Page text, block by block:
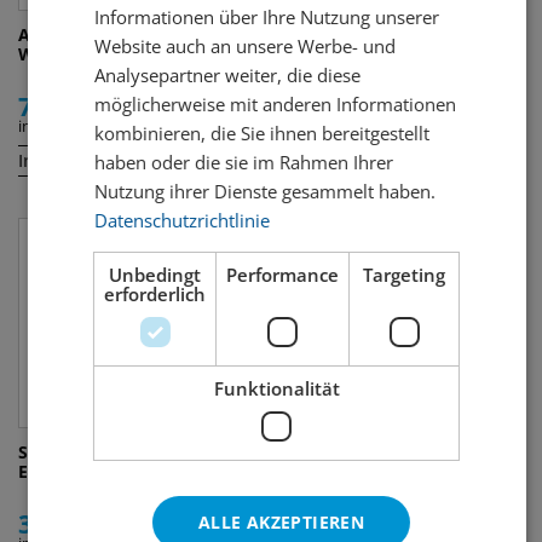
Altes Tramdepot Nun's
Whisky - Sister Mary Jane
70.00
inkl. MWST
Inhalt: 50 cl
Rugenbräu Swiss Mountain
Double Barrel Single Malt
62.00
inkl. MWST
Inhalt:
Säntis Malt Swiss Alpine
Edition Himmelberg
32.00 58.00
Informationen über Ihre Nutzung unserer
Website auch an unsere Werbe- und
Analysepartner weiter, die diese
möglicherweise mit anderen Informationen
kombinieren, die Sie ihnen bereitgestellt
haben oder die sie im Rahmen Ihrer
Nutzung ihrer Dienste gesammelt haben.
Datenschutzrichtlinie
Unbedingt
erforderlich
Performance Targeting
Funktionalität
ALLE AKZEPTIEREN